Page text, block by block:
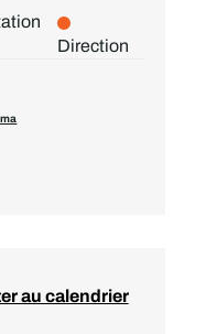
Direction
au calendrier